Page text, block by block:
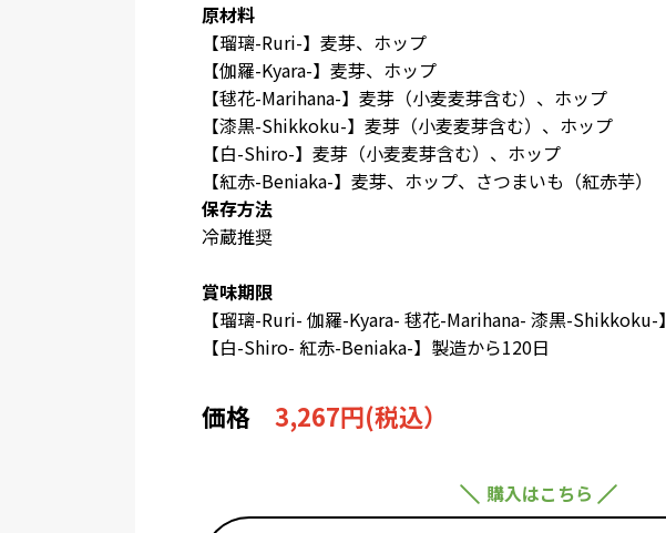
原材料
【瑠璃-Ruri-】麦芽、ホップ
【伽羅-Kyara-】麦芽、ホップ
【毬花-Marihana-】麦芽（小麦麦芽含む）、ホップ
【漆黒-Shikkoku-】麦芽（小麦麦芽含む）、ホップ
【白-Shiro-】麦芽（小麦麦芽含む）、ホップ
【紅赤-Beniaka-】麦芽、ホップ、さつまいも（紅赤芋）
保存方法
冷蔵推奨
賞味期限
【瑠璃-Ruri- 伽羅-Kyara- 毬花-Marihana- 漆黒-Shikkoku-】
【白-Shiro- 紅赤-Beniaka-】製造から120日
価格 3,267円(税込）
購入はこちら